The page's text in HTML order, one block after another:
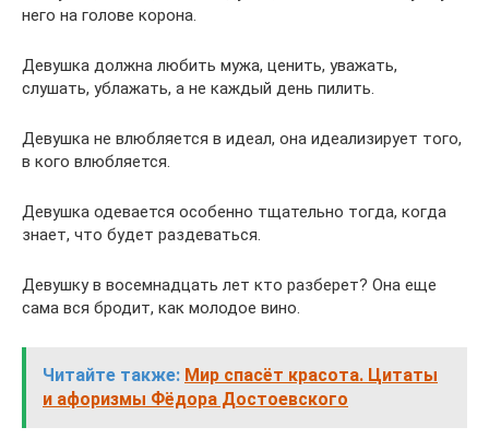
него на голове корона.
Девушка должна любить мужа, ценить, уважать,
слушать, ублажать, а не каждый день пилить.
Девушка не влюбляется в идеал, она идеализирует того,
в кого влюбляется.
Девушка одевается особенно тщательно тогда, когда
знает, что будет раздеваться.
Девушку в восемнадцать лет кто разберет? Она еще
сама вся бродит, как молодое вино.
Читайте также: Мир спасёт красота. Цитаты
и афоризмы Фёдора Достоевского